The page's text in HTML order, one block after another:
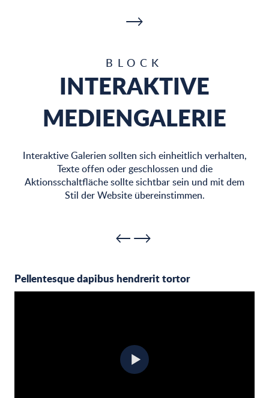
BLOCK
INTERAKTIVE
MEDIENGALERIE
Interaktive Galerien sollten sich einheitlich verhalten,
Texte offen oder geschlossen und die
Aktionsschaltfläche sollte sichtbar sein und mit dem
Stil der Website übereinstimmen.
Pellentesque dapibus hendrerit tortor